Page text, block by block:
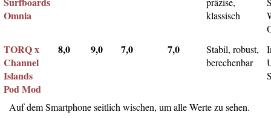
Omnia
klassisch
TORQ x
Channel
Islands
Pod Mod
8,0 9,0 7,0 7,0
Stabil, robust,
berechenbar
Auf dem Smartphone seitlich wischen, um alle Werte zu sehen.